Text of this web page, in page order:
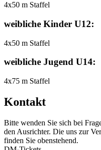
4x50 m Staffel
weibliche Kinder U12:
4x50 m Staffel
weibliche Jugend U14:
4x75 m Staffel
Kontakt
Bitte wenden Sie sich bei
den Ausrichter. Die uns zur
finden Sie obenstehend.